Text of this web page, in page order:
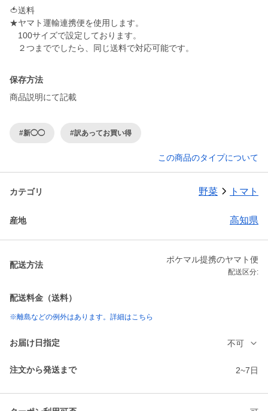
🍅送料
★ヤマト運輸連携便を使用します。
100サイズで設定しております。
保存方法
商品説明にて記載
#新◯◯ #訳あってお買い得
この商品のタイプについて
カテゴリ 野菜 トマト
産地 高知県
配送方法
ポケマル提携のヤマト便
配送区分:
配送料金（送料）
※離島などの例外はあります。詳細はこちら
お届け日指定 不可
注文から発送まで 2~7日